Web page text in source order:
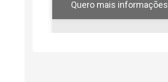
Quero mais informações